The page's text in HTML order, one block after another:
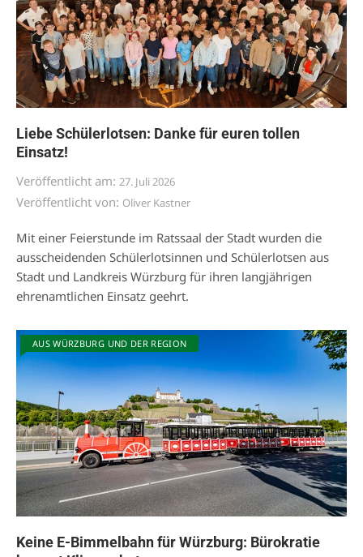
Liebe Schülerlotsen: Danke für euren tollen
Einsatz!
Veröffentlicht am: 27. Juli 2026
Veröffentlicht von: Oliver Kastner
Mit einer Feierstunde im Ratssaal der Stadt wurden die
ausscheidenden Schülerlotsinnen und Schülerlotsen aus
Stadt und Landkreis Würzburg für ihren langjährigen
ehrenamtlichen Einsatz geehrt.
AUS WÜRZBURG UND DER REGION
Keine E-Bimmelbahn für Würzburg: Bürokratie